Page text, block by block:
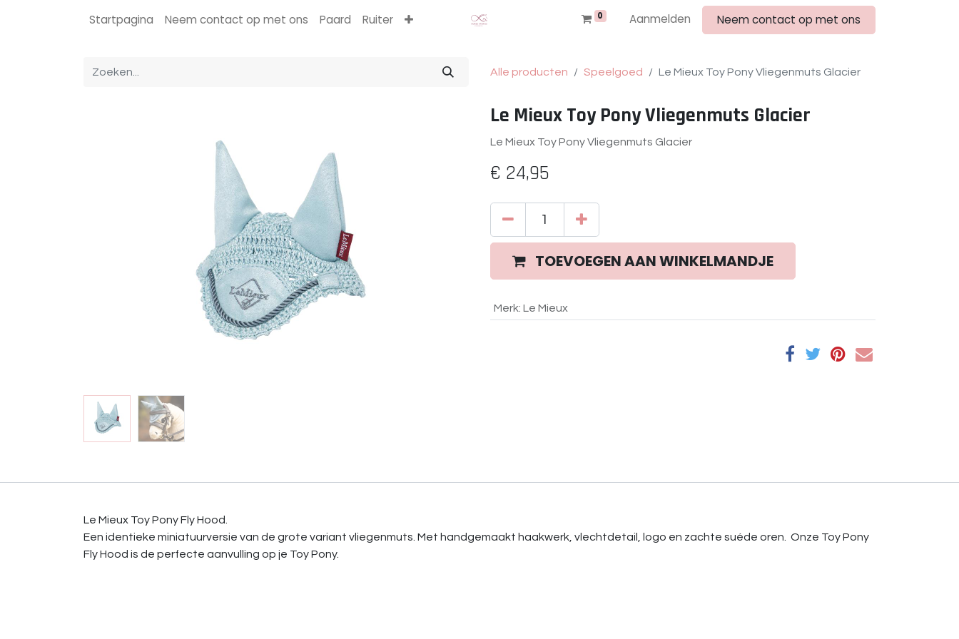
0 Aanmelden Neem contact op met ons
Startpagina Neem contact op met ons Paard Ruiter
Alle producten Speelgoed Le Mieux Toy Pony Vliegenmuts Glacier
Le Mieux Toy Pony Vliegenmuts Glacier
Le Mieux Toy Pony Vliegenmuts Glacier
€ 24,95
TOEVOEGEN AAN WINKELMANDJE
Merk: Le Mieux
Le Mieux Toy Pony Fly Hood.
Een identieke miniatuurversie van de grote variant vliegenmuts. Met handgemaakt haakwerk, vlechtdetail, logo en zachte suéde oren. Onze Toy Pony
Fly Hood is de perfecte aanvulling op je Toy Pony.